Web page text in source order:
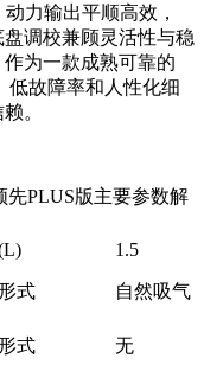
力输出平顺高效，
调校兼顾灵活性与稳
为一款成熟可靠的
低故障率和人性化细
。
先PLUS版主要参数解
1.5
式 自然吸气
式 无